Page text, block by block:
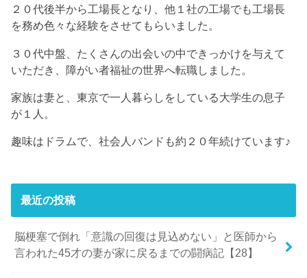
２０代後半から工場長となり、他１社の工場でも工場長
を務め色々な経験をさせてもらいました。
３０代中盤、たくさんの出会いの中できっかけを与えて
いただき、障がい者福祉の世界へ転職しました。
家族は妻と、東京で一人暮らしをしている大学生の息子
が１人。
趣味はドラムで、社会人バンドも約２０年続けています♪
最近の投稿
脳梗塞で倒れ「意識の回復は見込めない」と医師から
言われた45才の妻が家に戻るまでの闘病記【28】